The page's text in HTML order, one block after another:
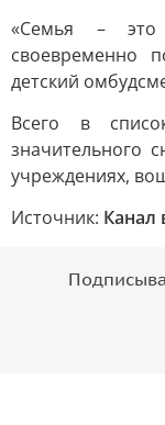
«Семья –
своевременно
детский
Всего в
значительного
учреждениях,
Источник: Канал